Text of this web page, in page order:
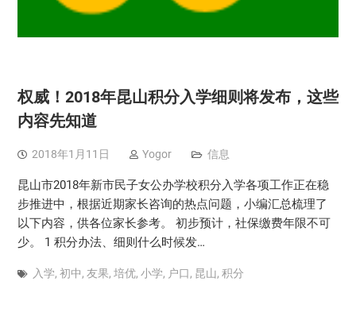
权威！2018年昆山积分入学细则将发布，这些
内容先知道
2018年1月11日 Yogor 信息
昆山市2018年新市民子女公办学校积分入学各项工作正在稳
步推进中，根据近期家长咨询的热点问题，小编汇总梳理了
以下内容，供各位家长参考。 初步预计，社保缴费年限不可
少。 1 积分办法、细则什么时候发…
入学, 初中, 友果, 培优, 小学, 户口, 昆山, 积分